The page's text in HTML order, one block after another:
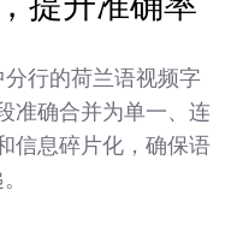
行的荷兰语视频字
准确合并为单一、连
信息碎片化，确保语